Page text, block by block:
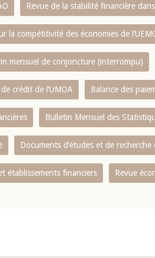
Revue de la stabilité financière dans
la compétitivité des économies de
mensuel de conjoncture (interrompu)
crédit de l‘UMOA Balance des
Bulletin Mensuel des
Documents d’études et de recherche
établissements financiers Revue